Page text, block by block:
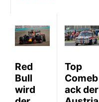
Red
Bull
wird
Top
Comeb
ack der